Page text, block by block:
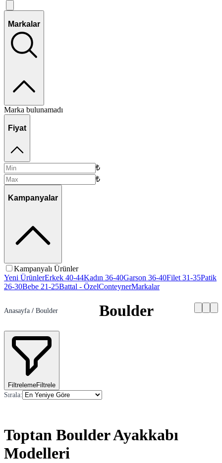
Markalar
Marka bulunamadı
Fiyat
₺
₺
Kampanyalar
Kampanyalı Ürünler
Yeni ÜrünlerErkek 40-44Kadın 36-40Garson 36-40Filet 31-35Patik
26-30Bebe 21-25Battal - ÖzelConteynerMarkalar
Anasayfa / Boulder Boulder
FiltrelemeFiltrele
Sırala:
Toptan Boulder Ayakkabı
Modelleri